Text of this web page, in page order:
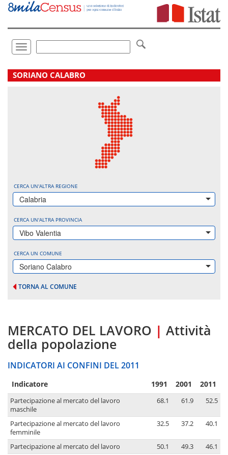
Vai
direttamente
Toggle
navigation
.
SORIANO CALABRO
CERCA UN'ALTRA REGIONE
Calabria
CERCA UN'ALTRA PROVINCIA
Vibo Valentia
CERCA UN COMUNE
Soriano Calabro
TORNA AL COMUNE
MERCATO DEL LAVORO | Attività
della popolazione
INDICATORI AI CONFINI DEL 2011
Indicatore 1991 2001 2011
Partecipazione al mercato del lavoro
maschile
68.1 61.9 52.5
Partecipazione al mercato del lavoro
femminile
32.5 37.2 40.1
Partecipazione al mercato del lavoro 50.1 49.3
46.1